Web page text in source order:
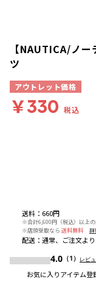
送料 ： 660円
※合計6,600円（税込）以上
※店頭受取なら 送料無料 詳
配送 ： 通常、ご注文よ
4.0 （1） レビ
お気に入りアイテム登
【NAUTICA/ノ
ツ
アウトレット価格
￥330 税込